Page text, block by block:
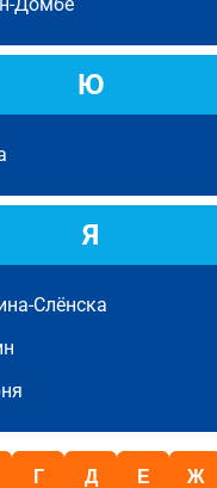
Ю
Я
Слёнска
Г Д Е Ж